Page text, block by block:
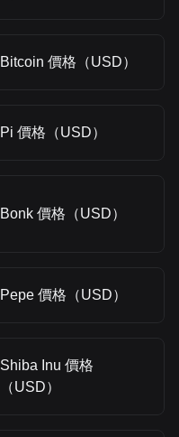
Bitcoin 價格（USD）
Pi 價格（USD）
Bonk 價格（USD）
Pepe 價格（USD）
Shiba Inu 價格
（USD）